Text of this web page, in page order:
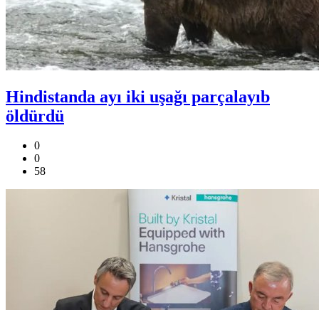
Hindistanda ayı iki uşağı parçalayıb
öldürdü
0
0
58